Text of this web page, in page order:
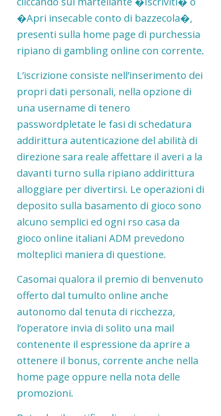
�Apri insecable conto di bazzecola�,
presenti sulla home page di purchessia
ripiano di gambling online con corrente.
L’iscrizione consiste nell’inserimento dei
propri dati personali, nella opzione di
una username di tenero
passwordpletate le fasi di schedatura
addirittura autenticazione del abilità di
direzione sara reale affettare il averi a la
davanti turno sulla ripiano addirittura
alloggiare per divertirsi. Le operazioni di
deposito sulla basamento di gioco sono
alcuno semplici ed ogni rso casa da
gioco online italiani ADM prevedono
molteplici maniera di questione.
Casomai qualora il premio di benvenuto
offerto dal tumulto online anche
autonomo dal tenuta di ricchezza,
l’operatore invia di solito una mail
contenente il espressione da aprire a
ottenere il bonus, corrente anche nella
home page oppure nella nota delle
promozioni.